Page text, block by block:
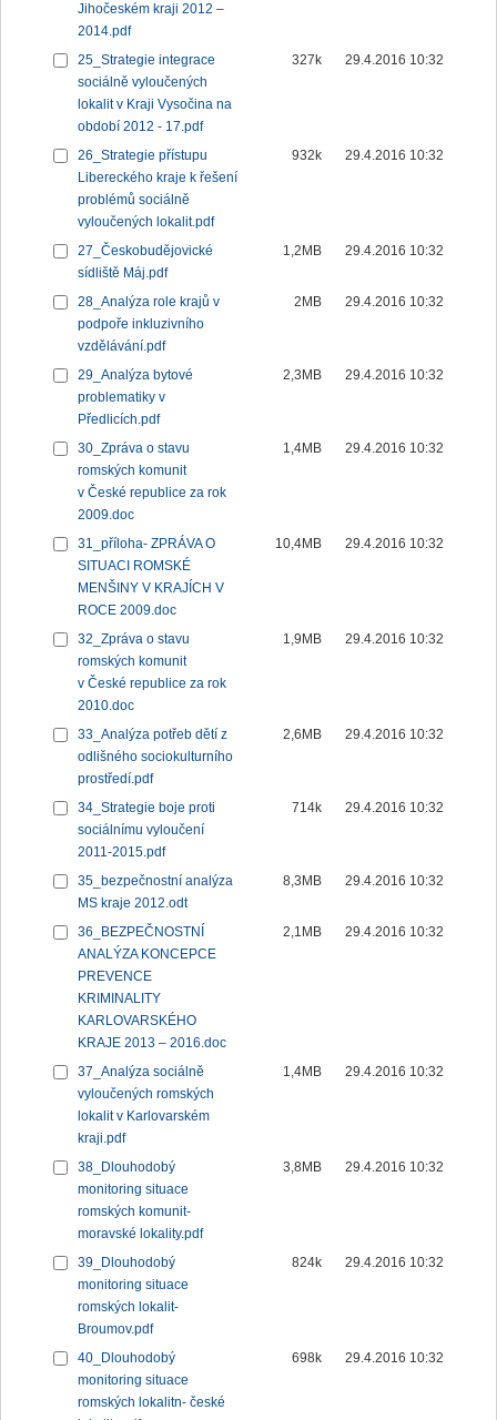
Jihočeském kraji 2012 –
2014.pdf
25_Strategie integrace
sociálně vyloučených
lokalit v Kraji Vysočina na
období 2012 - 17.pdf
327k 29.4.2016 10:32
26_Strategie přístupu
Libereckého kraje k řešení
problémů sociálně
vyloučených lokalit.pdf
932k 29.4.2016 10:32
27_Českobudějovické
sídliště Máj.pdf
1,2MB 29.4.2016 10:32
28_Analýza role krajů v
podpoře inkluzivního
vzdělávání.pdf
2MB 29.4.2016 10:32
29_Analýza bytové
problematiky v
Předlicích.pdf
2,3MB 29.4.2016 10:32
30_Zpráva o stavu
romských komunit
v České republice za rok
2009.doc
1,4MB 29.4.2016 10:32
31_příloha- ZPRÁVA O
SITUACI ROMSKÉ
MENŠINY V KRAJÍCH V
ROCE 2009.doc
10,4MB 29.4.2016 10:32
32_Zpráva o stavu
romských komunit
v České republice za rok
2010.doc
1,9MB 29.4.2016 10:32
33_Analýza potřeb dětí z
odlišného sociokulturního
prostředí.pdf
2,6MB 29.4.2016 10:32
34_Strategie boje proti
sociálnímu vyloučení
2011-2015.pdf
714k 29.4.2016 10:32
35_bezpečnostní analýza
MS kraje 2012.odt
8,3MB 29.4.2016 10:32
36_BEZPEČNOSTNÍ
ANALÝZA KONCEPCE
PREVENCE
KRIMINALITY
KARLOVARSKÉHO
KRAJE 2013 – 2016.doc
2,1MB 29.4.2016 10:32
37_Analýza sociálně
vyloučených romských
lokalit v Karlovarském
kraji.pdf
1,4MB 29.4.2016 10:32
38_Dlouhodobý
monitoring situace
romských komunit-
moravské lokality.pdf
3,8MB 29.4.2016 10:32
39_Dlouhodobý
monitoring situace
romských lokalit-
Broumov.pdf
824k 29.4.2016 10:32
40_Dlouhodobý
monitoring situace
romských lokalitn- české
698k 29.4.2016 10:32